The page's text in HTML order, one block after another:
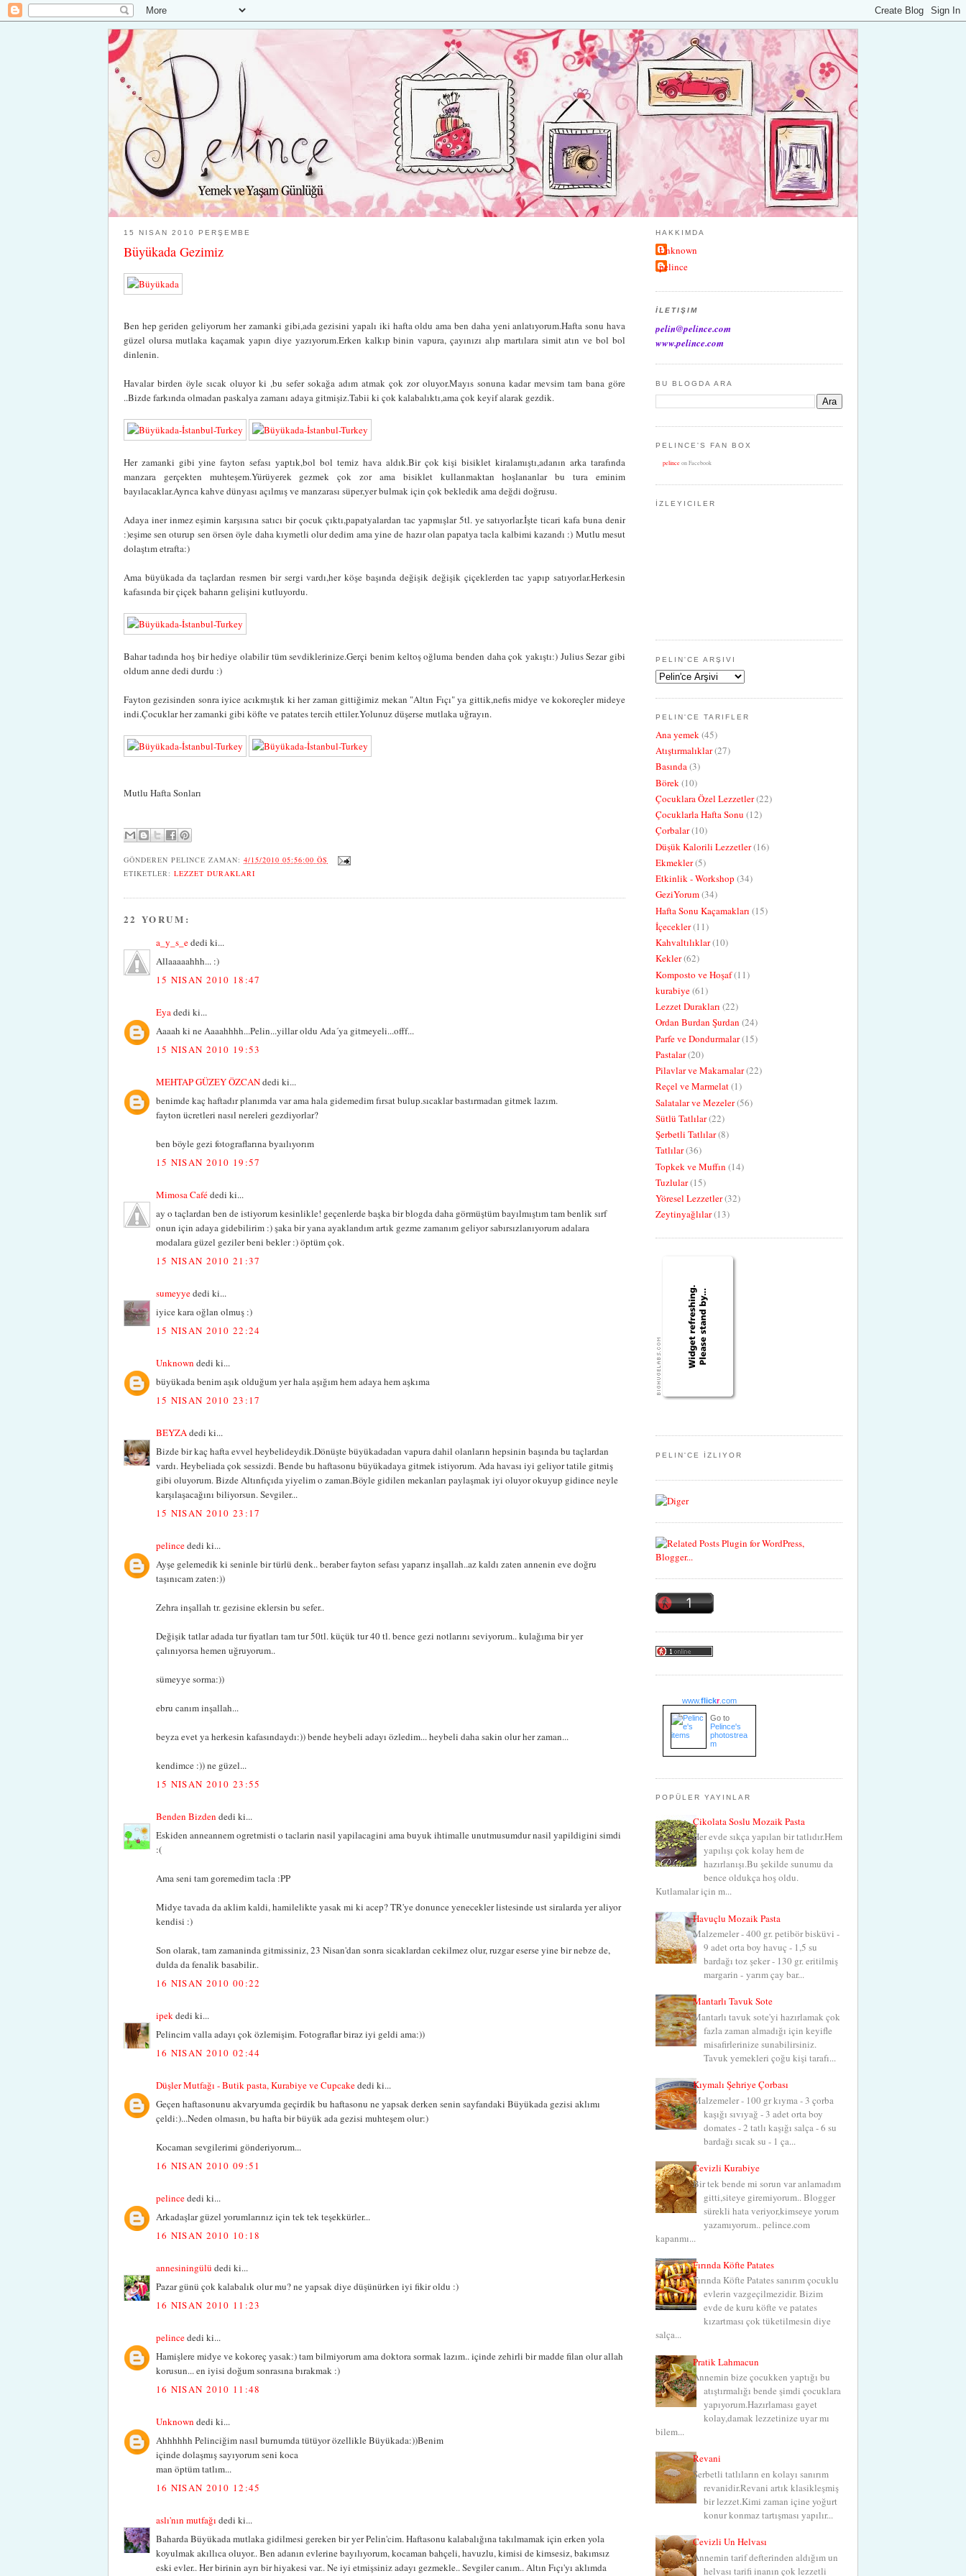
15 NISAN 2010 PERŞEMBE
Büyükada Gezimiz
Ben hep geriden geliyorum her zamanki gibi,ada gezisini yapalı iki hafta oldu ama ben daha yeni anlatıyorum.Hafta sonu hava
güzel olursa mutlaka kaçamak yapın diye yazıyorum.Erken kalkıp binin vapura, çayınızı alıp martılara simit atın ve bol bol
dinlenin.
Havalar birden öyle sıcak oluyor ki ,bu sefer sokağa adım atmak çok zor oluyor.Mayıs sonuna kadar mevsim tam bana göre
..Bizde farkında olmadan paskalya zamanı adaya gitmişiz.Tabii ki çok kalabalıktı,ama çok keyif alarak gezdik.
Her zamanki gibi yine fayton sefası yaptık,bol bol temiz hava aldık.Bir çok kişi bisiklet kiralamıştı,adanın arka tarafında
manzara gerçekten muhteşem.Yürüyerek gezmek çok zor ama bisiklet kullanmaktan hoşlananlar bu tura eminim
bayılacaklar.Ayrıca kahve dünyası açılmış ve manzarası süper,yer bulmak için çok bekledik ama değdi doğrusu.
Adaya iner inmez eşimin karşısına satıcı bir çocuk çıktı,papatyalardan tac yapmışlar 5tl. ye satıyorlar.İşte ticari kafa buna denir
:)eşime sen oturup sen örsen öyle daha kıymetli olur dedim ama yine de hazır olan papatya tacla kalbimi kazandı :) Mutlu mesut
dolaştım etrafta:)
Ama büyükada da taçlardan resmen bir sergi vardı,her köşe başında değişik değişik çiçeklerden tac yapıp satıyorlar.Herkesin
kafasında bir çiçek baharın gelişini kutluyordu.
Bahar tadında hoş bir hediye olabilir tüm sevdiklerinize.Gerçi benim keltoş oğluma benden daha çok yakıştı:) Julius Sezar gibi
oldum anne dedi durdu :)
Fayton gezisinden sonra iyice acıkmıştık ki her zaman gittiğimiz mekan "Altın Fıçı" ya gittik,nefis midye ve kokoreçler mideye
indi.Çocuklar her zamanki gibi köfte ve patates tercih ettiler.Yolunuz düşerse mutlaka uğrayın.
Mutlu Hafta Sonları
GÖNDEREN PELINCE ZAMAN:4/15/2010 05:56:00 ÖS
ETIKETLER: LEZZET DURAKLARI
22 YORUM:
a_y_s_ededi ki...
Allaaaaahhh... :)
15 NISAN 2010 18:47
Eya dedi ki...
Aaaah ki ne Aaaahhhh...Pelin...yillar oldu Ada´ya gitmeyeli...offf...
15 NISAN 2010 19:53
MEHTAP GÜZEY ÖZCANdedi ki...
benimde kaç haftadır planımda var ama hala gidemedim fırsat bulup.sıcaklar bastırmadan gitmek lazım.
fayton ücretleri nasıl nereleri gezdiyorlar?
ben böyle gezi fotograflarına byaılıyorım
15 NISAN 2010 19:57
Mimosa Cafédedi ki...
ay o taçlardan ben de istiyorum kesinlikle! geçenlerde başka bir blogda daha görmüştüm bayılmıştım tam benlik sırf
onun için adaya gidebilirim :) şaka bir yana ayaklandım artık gezme zamanım geliyor sabırsızlanıyorum adalara
modalara güzel geziler beni bekler :) öptüm çok.
15 NISAN 2010 21:37
sumeyyededi ki...
iyice kara oğlan olmuş :)
15 NISAN 2010 22:24
Unknown dedi ki...
büyükada benim aşık olduğum yer hala aşığım hem adaya hem aşkıma
15 NISAN 2010 23:17
BEYZA dedi ki...
Bizde bir kaç hafta evvel heybelideydik.Dönüşte büyükadadan vapura dahil olanların hepsinin başında bu taçlardan
vardı. Heybeliada çok sessizdi. Bende bu haftasonu büyükadaya gitmek istiyorum. Ada havası iyi geliyor tatile gitmiş
gibi oluyorum. Bizde Altınfıçıda yiyelim o zaman.Böyle gidilen mekanları paylaşmak iyi oluyor okuyup gidince neyle
karşılaşacağını biliyorsun. Sevgiler...
15 NISAN 2010 23:17
pelincededi ki...
Ayşe gelemedik ki seninle bir türlü denk.. beraber fayton sefası yaparız inşallah..az kaldı zaten annenin eve doğru
taşınıcam zaten:))
Zehra inşallah tr. gezisine eklersin bu sefer..
Değişik tatlar adada tur fiyatları tam tur 50tl. küçük tur 40 tl. bence gezi notlarını seviyorum.. kulağıma bir yer
çalınıyorsa hemen uğruyorum..
sümeyye sorma:))
ebru canım inşallah...
beyza evet ya herkesin kafasındaydı:)) bende heybeli adayı özledim... heybeli daha sakin olur her zaman...
kendimce :)) ne güzel...
15 NISAN 2010 23:55
Benden Bizden dedi ki...
Eskiden anneannem ogretmisti o taclarin nasil yapilacagini ama buyuk ihtimalle unutmusumdur nasil yapildigini simdi
:(
Ama seni tam goremedim tacla :PP
Midye tavada da aklim kaldi, hamilelikte yasak mi ki acep? TR'ye donunce yenecekler listesinde ust siralarda yer aliyor
kendisi :)
Son olarak, tam zamaninda gitmissiniz, 23 Nisan'dan sonra sicaklardan cekilmez olur, ruzgar eserse yine bir nebze de,
dulda da fenalik basabilir..
16 NISAN 2010 00:22
ipek dedi ki...
Pelincim valla adayı çok özlemişim. Fotograflar biraz iyi geldi ama:))
16 NISAN 2010 02:44
Düşler Mutfağı - Butik pasta, Kurabiye ve Cupcakededi ki...
Geçen haftasonunu akvaryumda geçirdik bu haftasonu ne yapsak derken senin sayfandaki Büyükada gezisi aklımı
çeldi:)...Neden olmasın, bu hafta bir büyük ada gezisi muhteşem olur:)
Kocaman sevgilerimi gönderiyorum...
16 NISAN 2010 09:51
pelincededi ki...
Arkadaşlar güzel yorumlarınız için tek tek teşekkürler...
16 NISAN 2010 10:18
annesiningülü dedi ki...
Pazar günü çok kalabalık olur mu? ne yapsak diye düşünürken iyi fikir oldu :)
16 NISAN 2010 11:23
pelincededi ki...
Hamişlere midye ve kokoreç yasak:) tam bilmiyorum ama doktora sormak lazım.. içinde zehirli bir madde filan olur allah
korusun... en iyisi doğum sonrasına bırakmak :)
16 NISAN 2010 11:48
Unknown dedi ki...
Ahhhhhh Pelinciğim nasıl burnumda tütüyor özellikle Büyükada:))Benim
içinde dolaşmış sayıyorum seni koca
man öptüm tatlım...
16 NISAN 2010 12:45
aslı'nın mutfağı dedi ki...
Baharda Büyükada mutlaka gidilmesi gereken bir yer Pelin'cim. Haftasonu kalabalığına takılmamak için erken yola
koyulmak akıllıca oluyor.. Ben adanın evlerine bayılıyorum, kocaman bahçeli, havuzlu, kimisi de kimsesiz, bakımsız
eski evler.. Her birinin ayrı bir hiyakesi var.. Ne iyi etmişsiniz adayı gezmekle.. Sevgiler canım.. Altın Fıçı'yı aklımda
HAKKIMDA
Unknown
pelince
İLETIŞIM
pelin@pelince.com
www.pelince.com
BU BLOGDA ARA
PELINCE'S FAN BOX
pelince on Facebook
İZLEYICILER
PELIN'CE ARŞIVI
PELIN'CE TARIFLER
Ana yemek(45)
Atıştırmalıklar(27)
Basında(3)
Börek(10)
Çocuklara Özel Lezzetler(22)
Çocuklarla Hafta Sonu (12)
Çorbalar(10)
Düşük Kalorili Lezzetler(16)
Ekmekler(5)
Etkinlik - Workshop (34)
GeziYorum(34)
Hafta Sonu Kaçamakları (15)
İçecekler(11)
Kahvaltılıklar(10)
Kekler(62)
Komposto ve Hoşaf(11)
kurabiye(61)
Lezzet Durakları (22)
Ordan Burdan Şurdan (24)
Parfe ve Dondurmalar(15)
Pastalar(20)
Pilavlar ve Makarnalar(22)
Reçel ve Marmelat(1)
Salatalar ve Mezeler(56)
Sütlü Tatlılar(22)
Şerbetli Tatlılar(8)
Tatlılar(36)
Topkek ve Muffın (14)
Tuzlular(15)
Yöresel Lezzetler(32)
Zeytinyağlılar(13)
PELIN'CE İZLIYOR
www.flickr.com
Go to
Pelince's
photostrea
m
POPÜLER YAYINLAR
Çikolata Soslu Mozaik Pasta
Her evde sıkça yapılan bir tatlıdır.Hem
yapılışı çok kolay hem de
hazırlanışı.Bu şekilde sunumu da
bence oldukça hoş oldu.
Kutlamalar için m...
Havuçlu Mozaik Pasta
Malzemeler - 400 gr. petibör bisküvi -
9 adet orta boy havuç - 1,5 su
bardağı toz şeker - 130 gr. eritilmiş
margarin - yarım çay bar...
Mantarlı Tavuk Sote
Mantarlı tavuk sote'yi hazırlamak çok
fazla zaman almadığı için keyifle
misafirlerinize sunabilirsiniz.
Tavuk yemekleri çoğu kişi tarafı...
Kıymalı Şehriye Çorbası
Malzemeler - 100 gr kıyma - 3 çorba
kaşığı sıvıyağ - 3 adet orta boy
domates - 2 tatlı kaşığı salça - 6 su
bardağı sıcak su - 1 ça...
Cevizli Kurabiye
Bir tek bende mi sorun var anlamadım
gitti,siteye giremiyorum.. Blogger
sürekli hata veriyor,kimseye yorum
yazamıyorum.. pelince.com
kapanmı...
Fırında Köfte Patates
Fırında Köfte Patates sanırım çocuklu
evlerin vazgeçilmezidir. Bizim
evde de kuru köfte ve patates
kızartması çok tüketilmesin diye
salça...
Pratik Lahmacun
Annemin bize çocukken yaptığı bu
atıştırmalığı bende şimdi çocuklara
yapıyorum.Hazırlaması gayet
kolay,damak lezzetinize uyar mı
bilem...
Revani
Şerbetli tatlıların en kolayı sanırım
revanidir.Revani artık klasikleşmiş
bir lezzet.Kimi zaman içine yoğurt
konur konmaz tartışması yapılır...
Cevizli Un Helvası
Annemin tarif defterinden aldığım un
helvası tarifi inanın çok lezzetli